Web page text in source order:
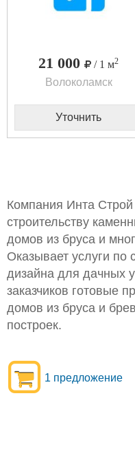
21 000 / 1 м2
Волоколамск
Уточнить
Компания Инта
строительству
домов из бруса и
Оказывает услуги
дизайна для дачных
заказчиков готовые
домов из бруса и
построек.
1 предложение